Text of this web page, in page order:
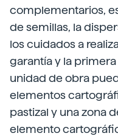
complementarios,
de semillas, la
los cuidados a
garantía y la
unidad de obra
elementos
pastizal y una zona
elemento